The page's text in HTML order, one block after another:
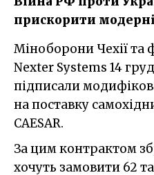
прискорити
Міноборони Чехії та французька компанія
Nexter Systems 14
підписали
на поставку
CAESAR.
За цим контрактом
хочуть замовити 62